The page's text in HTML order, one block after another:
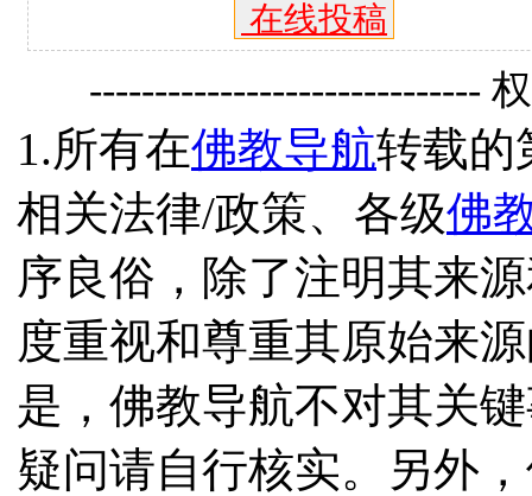
在线投稿
------------------------------
1.所有在佛教导航转载的
相关法律/政策、各级佛
序良俗，除了注明其来
度重视和尊重其原始来
是，佛教导航不对其关
疑问请自行核实。另外